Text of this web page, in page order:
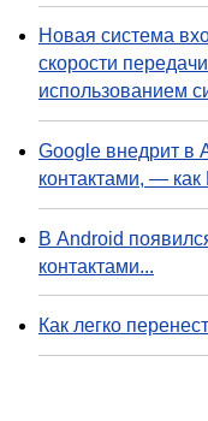
Новая система
скорости
использованием
Google внедрит в
контактами, —
В Android
контактами...
Как легко